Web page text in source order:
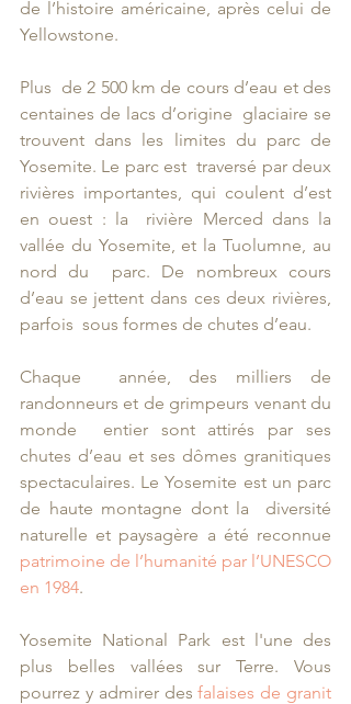
de l’histoire américaine, après celui de
Yellowstone.
Plus  de 2 500 km de cours d’eau et des
centaines de lacs d’origine  glaciaire se
trouvent dans les limites du parc de
Yosemite. Le parc est  traversé par deux
rivières importantes, qui coulent d’est
en ouest : la  rivière Merced dans la
vallée du Yosemite, et la Tuolumne, au
nord du  parc. De nombreux cours
d’eau se jettent dans ces deux rivières,
parfois  sous formes de chutes d’eau.
Chaque  année, des milliers de
randonneurs et de grimpeurs venant du
monde  entier sont attirés par ses
chutes d’eau et ses dômes granitiques
spectaculaires. Le Yosemite est un parc
de haute montagne dont la  diversité
patrimoine de l’humanité par l’UNESCO
en 1984.
Yosemite National Park est l'une des
plus belles vallées sur Terre. Vous
pourrez y admirer des falaises de granit